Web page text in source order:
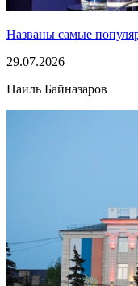
Названы самые
29.07.2026
Наиль Байназаров